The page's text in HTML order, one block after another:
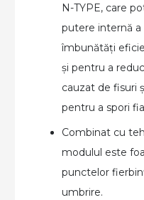
N-TYPE, care
putere internă
îmbunătăți
și pentru a
cauzat de fisuri
pentru a spori
Combinat cu
modulul este
punctelor
umbrire.